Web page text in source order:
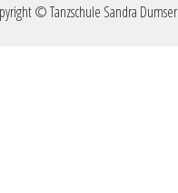
© Tanzschule Sandra Dumser